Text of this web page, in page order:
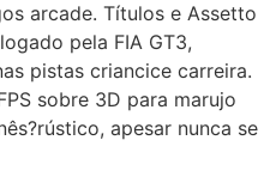
arcade. Títulos e Assetto
pela FIA GT3,
pistas criancice carreira.
sobre 3D para marujo
apesar nunca se